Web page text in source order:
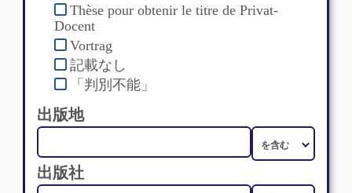
Thèse pour obtenir le titre de Privat-
Docent
Vortrag
記載なし
「判別不能」
出版地
出版社